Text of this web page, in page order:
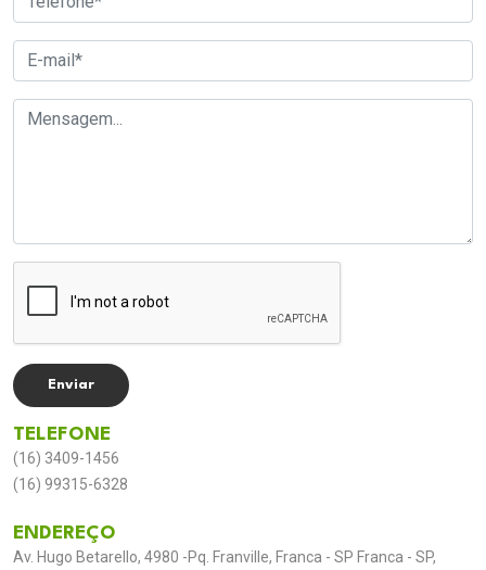
TELEFONE
(16) 3409-1456
(16) 99315-6328
ENDEREÇO
Av. Hugo Betarello, 4980 -Pq. Franville, Franca - SP Franca - SP,